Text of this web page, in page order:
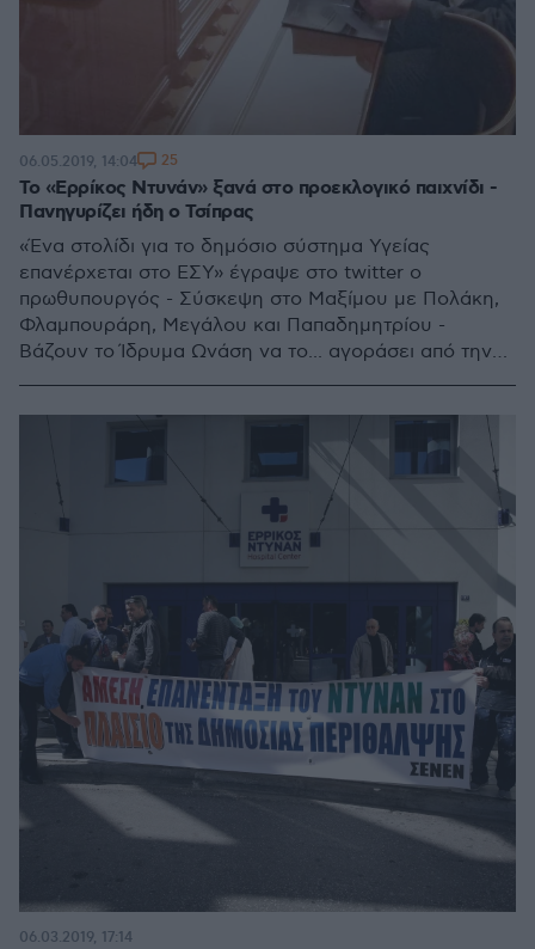
Το «Ερρίκος Ντυνάν» ξανά στο προεκλογικό παιχνίδι -
Πανηγυρίζει ήδη ο Τσίπρας
«Ένα στολίδι για το δημόσιο σύστημα Υγείας
επανέρχεται στο ΕΣΥ» έγραψε στο twitter ο
πρωθυπουργός - Σύσκεψη στο Μαξίμου με Πολάκη,
Φλαμπουράρη, Μεγάλου και Παπαδημητρίου -
Βάζουν το Ίδρυμα Ωνάση να το... αγοράσει από την
σημαντικό φορολογικό ρουσφέτι της κυβέρνησης
στο Ίδρυμα Ωνάση
06.05.2019, 14:04 25
06.03.2019, 17:14